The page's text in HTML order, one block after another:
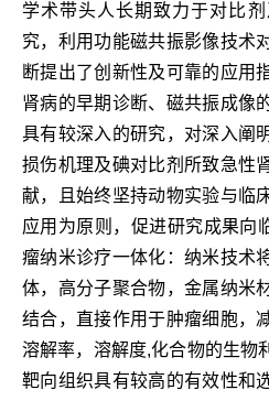
学术带头人长期致力于对比
究，利用功能磁共振影像技术
断提出了创新性及可靠的应用
肾病的早期诊断、磁共振成像
具有较深入的研究，对深入阐
损伤机理及碘对比剂所致急性
献，且始终坚持动物实验与临
应用为原则，促进研究成果向
瘤纳米诊疗一体化：纳米技术
体，高分子聚合物，金属纳米
结合，直接作用于肿瘤细胞，
溶解率，溶解度,化合物的生物
靶向组织具有较高的有效性和